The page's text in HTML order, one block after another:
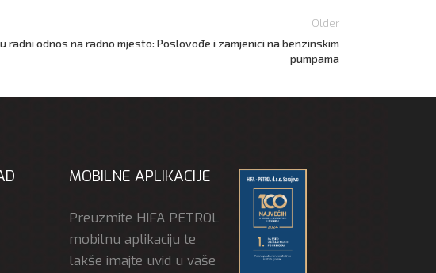
Older
radni odnos na radno mjesto: Poslovođe i zamjenici na benzinskim
pumpama
MOBILNE APLIKACIJE
Preuzmite HIFA PETROL
mobilnu aplikaciju te
lakše imajte uvid u vaše